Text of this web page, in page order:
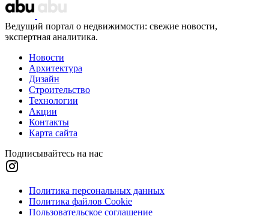
Ведущий портал о недвижимости: свежие новости,
экспертная аналитика.
Новости
Архитектура
Дизайн
Строительство
Технологии
Акции
Контакты
Карта сайта
Подписывайтесь на нас
Политика персональных данных
Политика файлов Cookie
Пользовательское соглашение